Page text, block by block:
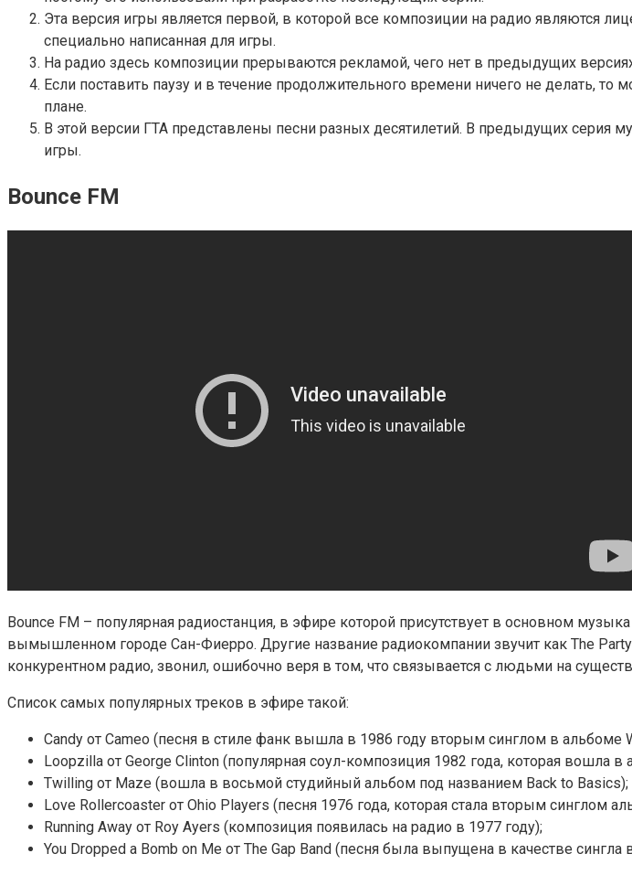
Эта версия игры является первой, в которой все композиции на радио являются
специально написанная для игры.
На радио здесь композиции прерываются рекламой, чего нет в предыдущих
Если поставить паузу и в течение продолжительного времени ничего не делать,
плане.
В этой версии ГТА представлены песни разных десятилетий. В предыдущих серия
игры.
Bounce FM
Bounce FM – популярная радиостанция, в эфире которой присутствует в основном
вымышленном городе Сан-Фиерро. Другие название радиокомпании звучит как The
конкурентном радио, звонил, ошибочно веря в том, что связывается с людьми на
Список самых популярных треков в эфире такой:
Candy от Cameo (песня в стиле фанк вышла в 1986 году вторым синглом в альбоме
Loopzilla от George Clinton (популярная соул-композиция 1982 года, которая вошла в
Twilling от Maze (вошла в восьмой студийный альбом под названием Back to Basics);
Love Rollercoaster от Ohio Players (песня 1976 года, которая стала вторым синглом
Running Away от Roy Ayers (композиция появилась на радио в 1977 году);
You Dropped a Bomb on Me от The Gap Band (песня была выпущена в качестве